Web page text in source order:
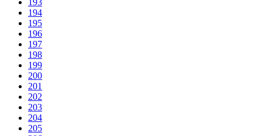
194
195
196
197
198
199
200
201
202
203
204
205